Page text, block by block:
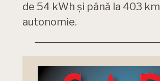
de 54 kWh și până la 403 km
autonomie.